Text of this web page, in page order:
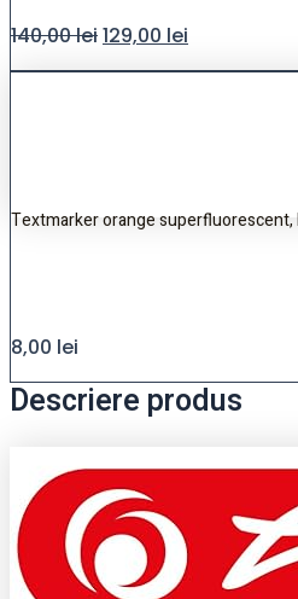
140,00lei129,00 lei
Textmarker orange superfluorescent,
8,00 lei
Descriere produs